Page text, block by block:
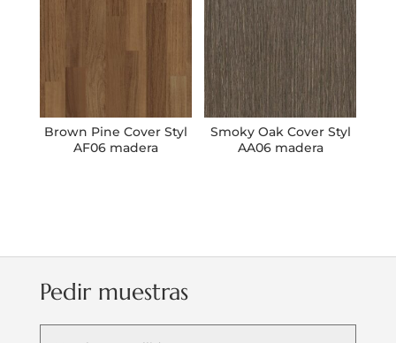
Brown Pine Cover Styl
AF06 madera
Smoky Oak Cover Styl
AA06 madera
Pedir muestras